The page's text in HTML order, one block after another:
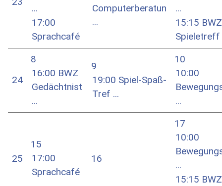
...
17:00
Sprachcafé
Computerberatun
...
...
15:15 BWZ
Spieletreff
24
8
16:00 BWZ
Gedächtnist
...
9
19:00 Spiel-Spaß-
Tref ...
10
10:00
...
25
15
17:00
Sprachcafé
16
17
10:00
...
15:15 BWZ